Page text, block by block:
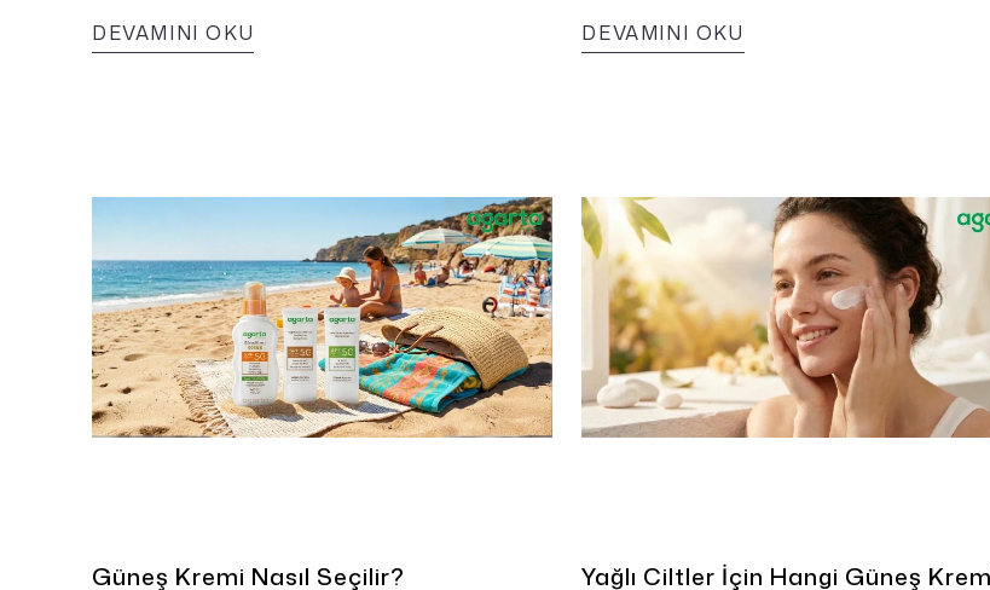
sağlamasına yardımcı olur. Korumanın devamı
için özellikle yüzme, terleme ve havluyla
DEVAMINI OKU
faktörüne sahip, yağlanma ve parlama
görünümünü azaltmaya yardımcı olan bir
hissi oluşturmadan etkili koruma sunar.
DEVAMINI OKU
Güneş Kremi Nasıl Seçilir?
Yağlı Ciltler İçin Hangi Güneş